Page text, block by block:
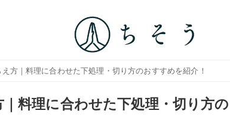
方｜料理に合わせた下処理・切り方のおすすめを紹介！
料理に合わせた下処理・切り方の